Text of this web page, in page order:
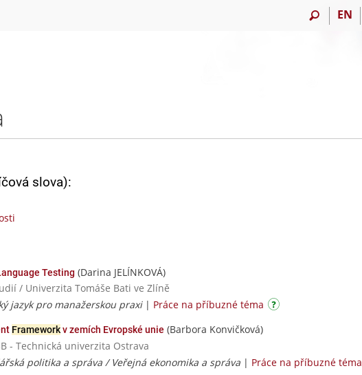
EN
slova):
Testing (Darina JELÍNKOVÁ)
/ Univerzita Tomáše Bati ve Zlíně
jazyk pro manažerskou praxi| Práce na příbuzné téma
Frameworkv zemích Evropské unie (Barbora Konvičková)
- Technická univerzita Ostrava
politika a správa / Veřejná ekonomika a správa | Práce na příbuzné téma